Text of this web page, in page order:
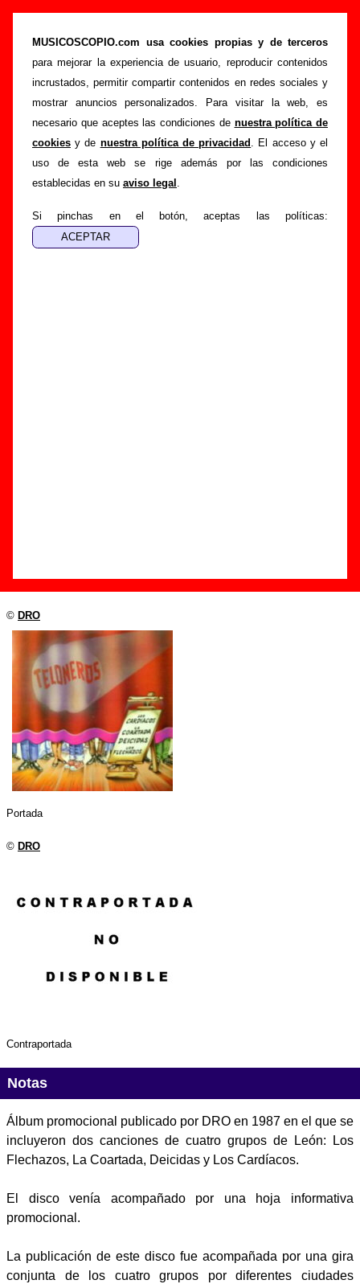
MUSICOSCOPIO.com usa cookies propias y de terceros
para mejorar la experiencia de usuario, reproducir contenidos
incrustados, permitir compartir contenidos en redes sociales y
mostrar anuncios personalizados. Para visitar la web, es
necesario que aceptes las condiciones de nuestra política de
cookies y de nuestra política de privacidad . El acceso y el
uso de esta web se rige además por las condiciones
establecidas en su aviso legal .
Si pinchas en el botón, aceptas las políticas:
Teloneros (LP de vinilo de 12’’, 1987) - Varios
grupos
Portada >Varios artistas >Discos de 1987 >Teloneros
Esta página pretende recopilar todo tipo de información
sobre eldisco “Teloneros”, interpretado por Varios
artistas. Además del listado de canciones incluidas en el
disco, también se mostrarán en esta página otros tipos de
información a medida que estén disponibles: los datos
de las canciones (productor, músicos, colaboradores y
responsables de la grabación, las mezclas y la
Diseño
© DRO
Portada
© DRO
Contraportada
Notas
Álbum promocional publicado por DRO en 1987 en el que se
incluyeron dos canciones de cuatro grupos de León: Los
Flechazos, La Coartada, Deicidas y Los Cardíacos.
El disco venía acompañado por una hoja informativa
promocional.
La publicación de este disco fue acompañada por una gira
conjunta de los cuatro grupos por diferentes ciudades